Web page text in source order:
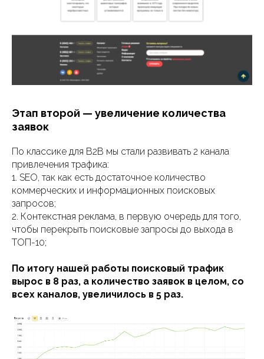
Этап второй — увеличение количества
заявок
По классике для B2B мы стали развивать 2 канала
привлечения трафика:
1. SEO, так как есть достаточное количество
коммерческих и информационных поисковых
запросов;
2. Контекстная реклама, в первую очередь для того,
чтобы перекрыть поисковые запросы до выхода в
ТОП-10;
По итогу нашей работы поисковый трафик
вырос в 8 раз, а количество заявок в целом, со
всех каналов, увеличилось в 5 раз.